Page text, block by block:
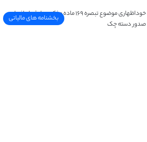
بخشنامه های مالیاتی